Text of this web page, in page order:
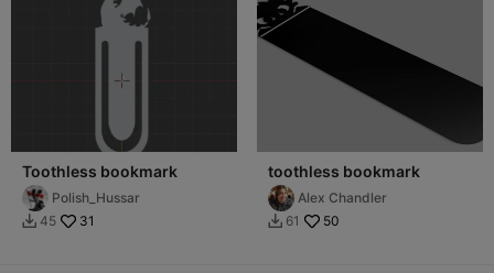
Toothless bookmark
Polish_Hussar
 45 31
toothless bookmark
Alex Chandler
 61 50